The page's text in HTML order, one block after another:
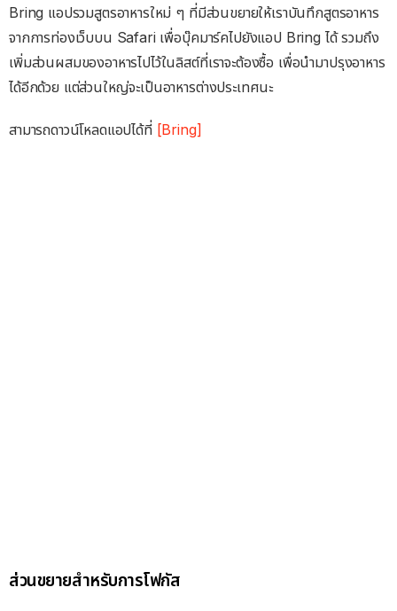
Bring แอปรวมสูตรอาหารใหม่ ๆ ที่มีส่วนขยายให้เราบันทึกสูตรอาหาร
จากการท่องเว็บบน Safari เพื่อบุ๊คมาร์คไปยังแอป Bring ได้ รวมถึง
เพิ่มส่วนผสมของอาหารไปไว้ในลิสต์ที่เราจะต้องซื้อ เพื่อนำมาปรุงอาหาร
ได้อีกด้วย แต่ส่วนใหญ่จะเป็นอาหารต่างประเทศนะ
สามารถดาวน์โหลดแอปได้ที่ [Bring]
ส่วนขยายสำหรับการโฟกัส